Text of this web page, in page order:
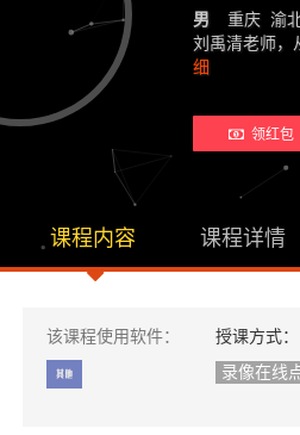
男
重庆 渝
刘禹清老师，
细
领红包
课程内容 课程详情
该课程使用软件：
授课方式：
录像在线